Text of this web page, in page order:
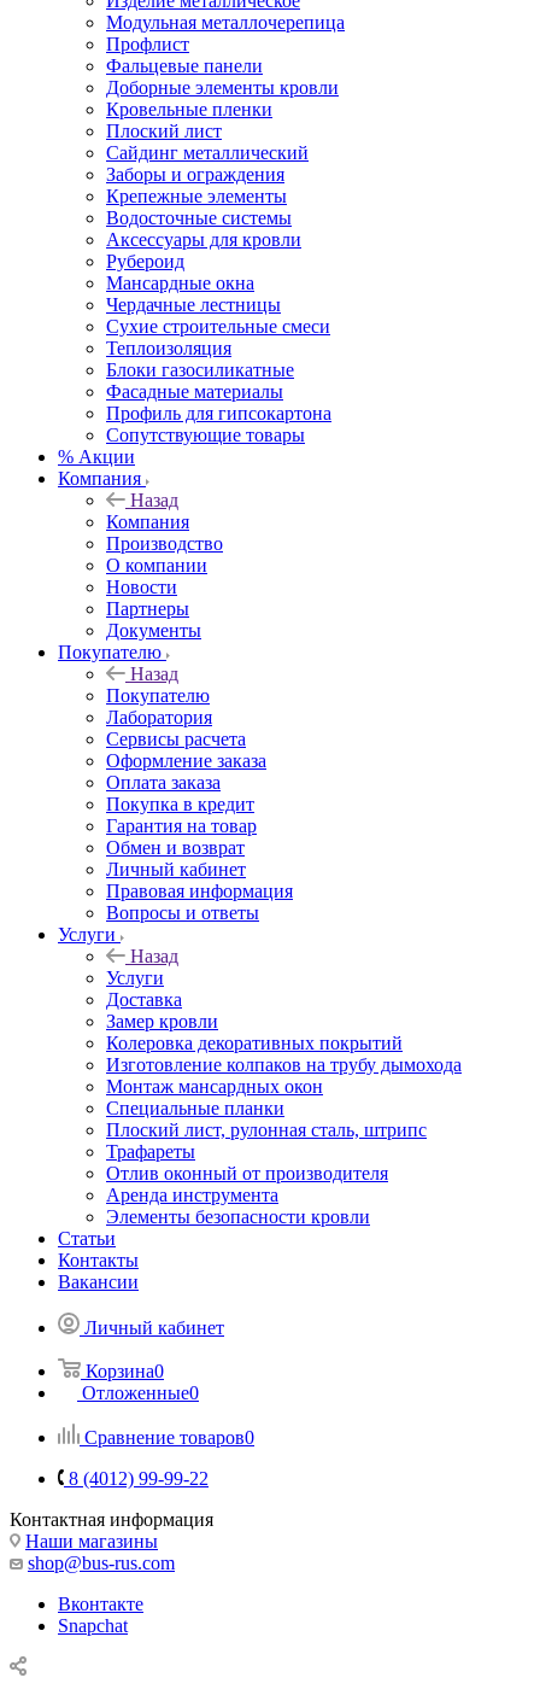
Модульная металлочерепица
Профлист
Фальцевые панели
Доборные элементы кровли
Кровельные пленки
Плоский лист
Сайдинг металлический
Заборы и ограждения
Крепежные элементы
Водосточные системы
Аксессуары для кровли
Рубероид
Мансардные окна
Чердачные лестницы
Сухие строительные смеси
Теплоизоляция
Блоки газосиликатные
Фасадные материалы
Профиль для гипсокартона
Сопутствующие товары
% Акции
Компания
Назад
Компания
Производство
О компании
Новости
Партнеры
Документы
Покупателю
Назад
Покупателю
Лаборатория
Сервисы расчета
Оформление заказа
Оплата заказа
Покупка в кредит
Гарантия на товар
Обмен и возврат
Личный кабинет
Правовая информация
Вопросы и ответы
Услуги
Назад
Услуги
Доставка
Замер кровли
Колеровка декоративных покрытий
Изготовление колпаков на трубу дымохода
Монтаж мансардных окон
Специальные планки
Плоский лист, рулонная сталь, штрипс
Трафареты
Отлив оконный от производителя
Аренда инструмента
Элементы безопасности кровли
Статьи
Контакты
Вакансии
Личный кабинет
Корзина0
Отложенные0
Сравнение товаров0
8 (4012) 99-99-22
Контактная информация
Наши магазины
shop@bus-rus.com
Вконтакте
Snapchat